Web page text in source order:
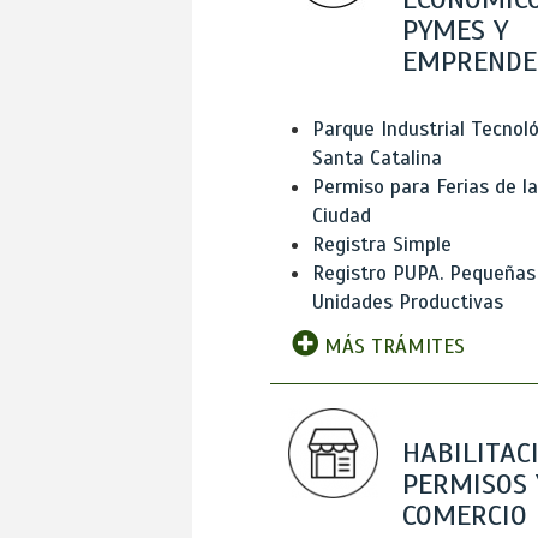
PYMES Y
Parque Industrial
Santa Catalina
Permiso para Ferias de la
Ciudad
Registra Simple
Registro PUPA. Pequeñas
Unidades Productivas
MÁS TRÁMITES
PERMISOS
COMERCIO